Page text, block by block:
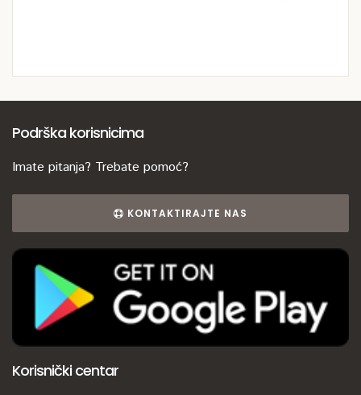
Podrška korisnicima
Imate pitanja? Trebate pomoć?
KONTAKTIRAJTE NAS
Korisnički centar